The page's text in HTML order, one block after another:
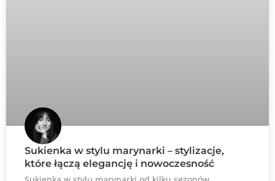
Sukienka w stylu marynarki – stylizacje,
które łączą elegancję i nowoczesność